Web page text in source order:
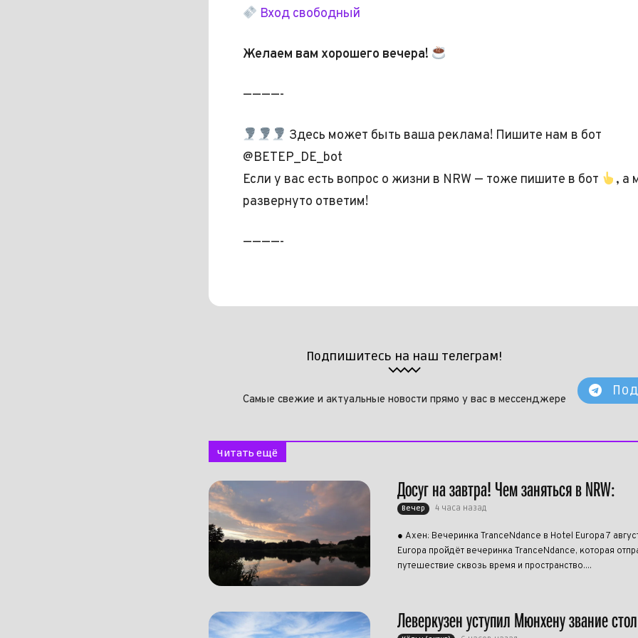
Вход свободный
Желаем вам хорошего вечера!
————-
Здесь может быть ваша реклама! Пишите нам в бот
@BETEP_DE_bot
Если у вас есть вопрос о жизни в NRW — тоже пишите в бот
, а
развернуто ответим!
————-
Подпишитесь на наш телеграм!
Самые свежие и актуальные новости прямо у вас в мессенджере
Читать ещё
Досуг на завтра! Чем заняться в NRW:
Вечер 4 часа назад
● Ахен: Вечеринка TranceNdance в Hotel Europa 7
Europa пройдёт вечеринка TranceNdance, которая
путешествие сквозь время и пространство....
Леверкузен уступил Мюнхену звание